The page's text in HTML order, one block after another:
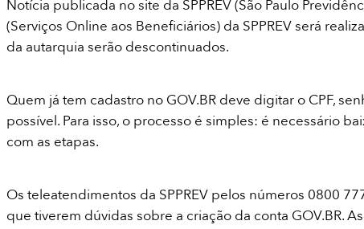
Notícia publicada no site da SPPREV (São Paulo
(Serviços Online aos Beneficiários) da SPPREV será
da autarquia serão descontinuados.
Quem já tem cadastro no GOV.BR deve digitar o CPF,
possível. Para isso, o processo é simples: é necessário
com as etapas.
Os teleatendimentos da SPPREV pelos números 0800
que tiverem dúvidas sobre a criação da conta GOV.BR.